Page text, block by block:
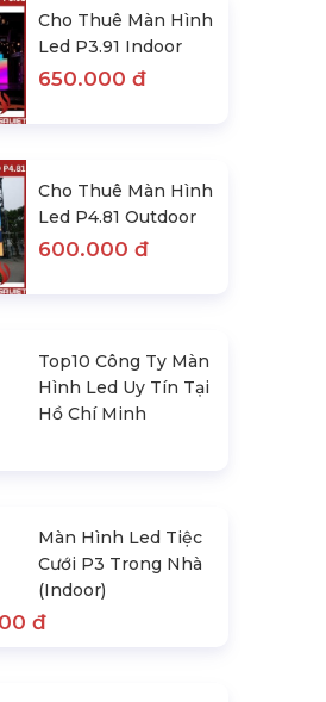
Cho Thuê Màn Hình Led Phòng
Họp P3.0
11.000.000 đ
Cho Thuê Màn Hình
Led P3.91 Indoor
650.000 đ
Cho Thuê Màn Hình
Led P4.81 Outdoor
600.000 đ
Top10 Công Ty Màn
Hình Led Uy Tín Tại
Hồ Chí Minh
Màn Hình Led Tiệc
Cưới P3 Trong Nhà
(Indoor)
12.500.000 đ